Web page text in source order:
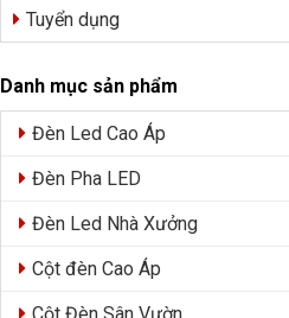
Tuyển dụng
Danh mục sản phẩm
Đèn Led Cao Áp
Đèn Pha LED
Đèn Led Nhà Xưởng
Cột đèn Cao Áp